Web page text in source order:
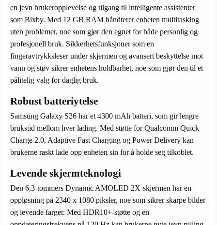
en jevn brukeropplevelse og tilgang til intelligente assistenter
som Bixby. Med 12 GB RAM håndterer enheten multitasking
uten problemer, noe som gjør den egnet for både personlig og
profesjonell bruk. Sikkerhetsfunksjoner som en
fingeravtrykksleser under skjermen og avansert beskyttelse mot
vann og støv sikrer enhetens holdbarhet, noe som gjør den til et
pålitelig valg for daglig bruk.
Robust batteriytelse
Samsung Galaxy S26 har et 4300 mAh batteri, som gir lengre
brukstid mellom hver lading. Med støtte for Qualcomm Quick
Charge 2.0, Adaptive Fast Charging og Power Delivery kan
brukerne raskt lade opp enheten sin for å holde seg tilkoblet.
Levende skjermteknologi
Den 6,3-tommers Dynamic AMOLED 2X-skjermen har en
oppløsning på 2340 x 1080 piksler, noe som sikrer skarpe bilder
og levende farger. Med HDR10+-støtte og en